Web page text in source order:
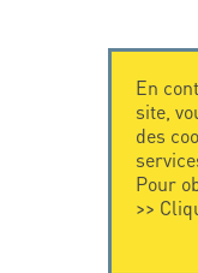
En
site,
des
Pour
>>